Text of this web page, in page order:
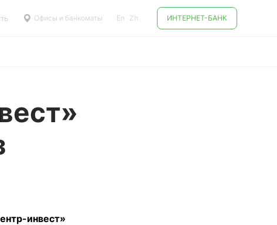
Офисы и банкоматы En Zh ИНТЕРНЕТ-БАНК
инвест»